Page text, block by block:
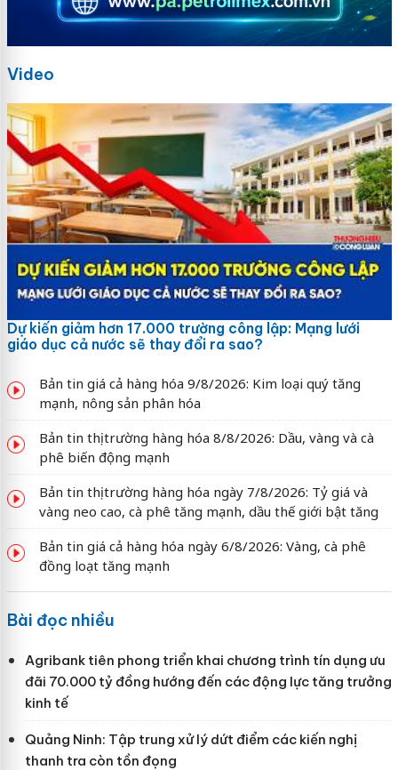
Video
Dự kiến giảm hơn 17.000 trường công lập: Mạng lưới
giáo dục cả nước sẽ thay đổi ra sao?
Bản tin giá cả hàng hóa 9/8/2026: Kim loại quý tăng
mạnh, nông sản phân hóa
Bản tin thị trường hàng hóa 8/8/2026: Dầu, vàng và cà
phê biến động mạnh
Bản tin thị trường hàng hóa ngày 7/8/2026: Tỷ giá và
vàng neo cao, cà phê tăng mạnh, dầu thế giới bật tăng
Bản tin giá cả hàng hóa ngày 6/8/2026: Vàng, cà phê
đồng loạt tăng mạnh
Bài đọc nhiều
Agribank tiên phong triển khai chương trình tín dụng ưu
đãi 70.000 tỷ đồng hướng đến các động lực tăng trưởng
kinh tế
Quảng Ninh: Tập trung xử lý dứt điểm các kiến nghị
thanh tra còn tồn đọng